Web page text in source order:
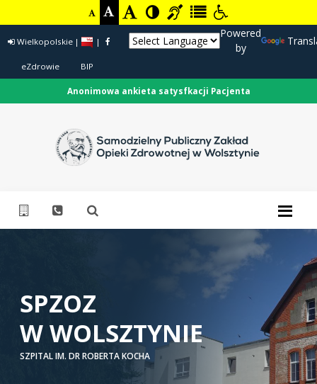
Wielkopolskie
eZdrowie
|
BIP
|
Powered
by
Anonimowa ankieta satysfkacji Pacjenta
SPZOZ
W WOLSZTYNIE
SZPITAL IM. DR ROBERTA KOCHA